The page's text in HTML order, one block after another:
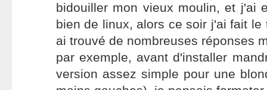
bidouiller mon vieux moulin, et j'ai
bien de linux, alors ce soir j'ai fait
ai trouvé de nombreuses réponses
par exemple, avant d'installer
version assez simple pour une